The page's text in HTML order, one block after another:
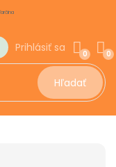
Prihlásiť sa 0 0
Hľadať